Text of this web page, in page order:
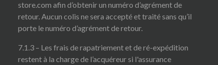
store.com afin d’obtenir un numéro d’agrément de
retour. Aucun colis ne sera accepté et traité sans qu’il
porte le numéro d’agrément de retour.
7.1.3 – Les frais de rapatriement et de ré-expédition
restent à la charge de l’acquéreur si l'assurance